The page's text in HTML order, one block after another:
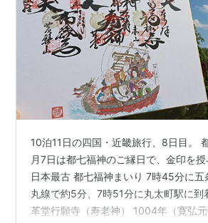
10泊11日の四国・近畿旅行、8日目。
月7日は都七福神のご縁日で、金印を授
日本最古 都七福神まいり 7時45分に五
丸線で約5分、7時51分に丸太町駅に到
革堂行願寺（寿老神） 1004年（寛弘